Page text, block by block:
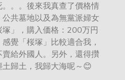
。。後來我真查了價格情
共墓地以及為無黨派婦女
」，購入価格：200万円
覺「桜塚」比較適合我，
給外國人。另外，還得攢
歸土，我歸大海呢～😊